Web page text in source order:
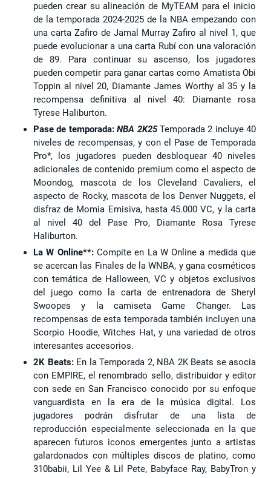
pueden crear su alineación de MyTEAM para el inicio
de la temporada 2024-2025 de la NBA empezando con
una carta Zafiro de Jamal Murray Zafiro al nivel 1, que
puede evolucionar a una carta Rubí con una valoración
de 89. Para continuar su ascenso, los jugadores
pueden competir para ganar cartas como Amatista Obi
Toppin al nivel 20, Diamante James Worthy al 35 y la
recompensa definitiva al nivel 40: Diamante rosa
Tyrese Haliburton.
Pase de temporada:NBA 2K25Temporada 2 incluye 40
niveles de recompensas, y con el Pase de Temporada
Pro*, los jugadores pueden desbloquear 40 niveles
adicionales de contenido premium como el aspecto de
Moondog, mascota de los Cleveland Cavaliers, el
aspecto de Rocky, mascota de los Denver Nuggets, el
disfraz de Momia Emisiva, hasta 45.000 VC, y la carta
al nivel 40 del Pase Pro, Diamante Rosa Tyrese
Haliburton.
La W Online**:Compite en La W Online a medida que
se acercan las Finales de la WNBA, y gana cosméticos
con temática de Halloween, VC y objetos exclusivos
del juego como la carta de entrenadora de Sheryl
Swoopes y la camiseta Game Changer. Las
recompensas de esta temporada también incluyen una
Scorpio Hoodie, Witches Hat, y una variedad de otros
interesantes accesorios.
2K Beats:En la Temporada 2, NBA 2K Beats se asocia
con EMPIRE, el renombrado sello, distribuidor y editor
con sede en San Francisco conocido por su enfoque
vanguardista en la era de la música digital. Los
jugadores podrán disfrutar de una lista de
reproducción especialmente seleccionada en la que
aparecen futuros iconos emergentes junto a artistas
galardonados con múltiples discos de platino, como
310babii, Lil Yee & Lil Pete, Babyface Ray, BabyTron y